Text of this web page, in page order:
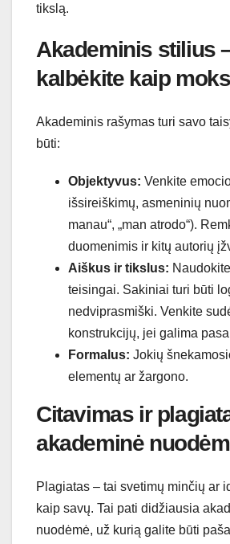
tikslą.
Akademinis stilius
kalbėkite kaip
Akademinis rašymas turi savo
būti:
Objektyvus: Venkite
išsireiškimų, asmeninių
manau“, „man atrodo“).
duomenimis ir kitų autorių
Aiškus ir tikslus:
teisingai. Sakiniai turi būti
nedviprasmiški. Venkite
konstrukcijų, jei galima
Formalus: Jokių
elementų ar žargono.
Citavimas ir
akademinė
Plagiatas – tai svetimų minčių ar
kaip savų. Tai pati didžiausia
nuodėmė, už kurią galite būti